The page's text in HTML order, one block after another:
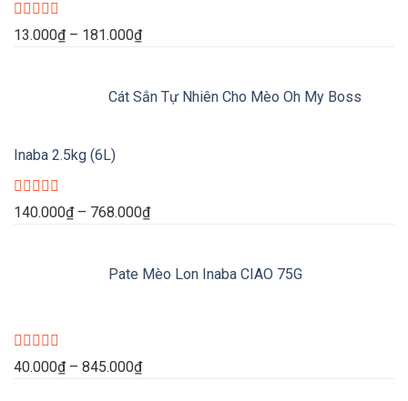
Được
xếp
13.000₫ – 181.000₫Khoảng
13.000₫
Cát Sắn Tự Nhiên Cho Mèo Oh My Boss
Inaba 2.5kg (6L)
Được
xếp
140.000₫ – 768.000₫Khoảng
140.000₫
Pate Mèo Lon Inaba CIAO 75G
Được
xếp
40.000₫ – 845.000₫Khoảng